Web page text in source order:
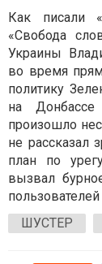
Как писали
«Свобода
Украины
во время
политику
на
произошло
не рассказал
план по
вызвал
ШУСТЕР